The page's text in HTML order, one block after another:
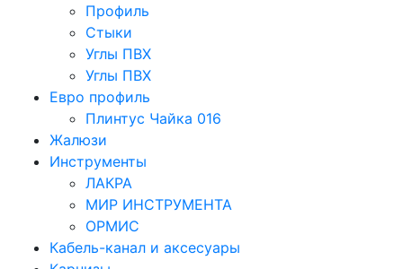
Профиль
Стыки
Углы ПВХ
Углы ПВХ
Евро профиль
Плинтус Чайка 016
Жалюзи
Инструменты
ЛАКРА
МИР ИНСТРУМЕНТА
ОРМИС
Кабель-канал и аксесуары